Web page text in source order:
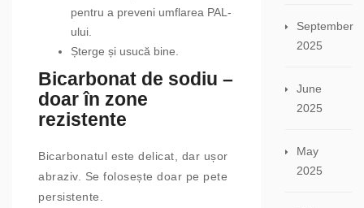
pentru a preveni umflarea PAL-
ului.
Șterge și usucă bine.
Bicarbonat de sodiu –
doar în zone
rezistente
Bicarbonatul este delicat, dar ușor
abraziv. Se folosește doar pe pete
persistente.
September
2025
June
2025
May
2025